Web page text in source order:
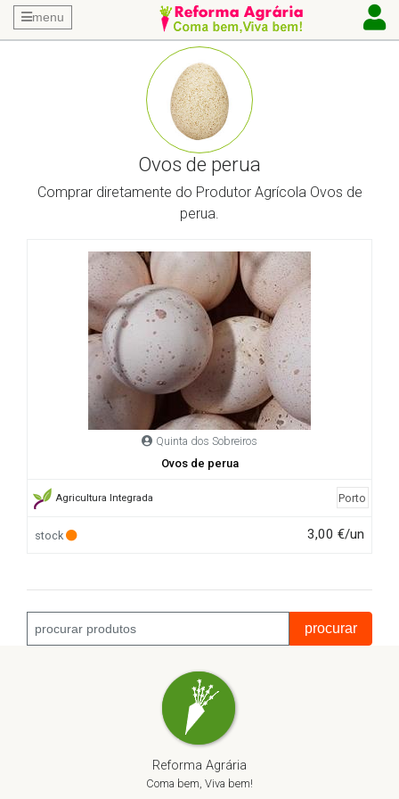
menu
Ovos de perua
Comprar diretamente do Produtor Agrícola Ovos de
perua.
Quinta dos Sobreiros
Ovos de perua
Agricultura Integrada Porto
stock 3,00 €/un
procurar
Reforma Agrária
Coma bem, Viva bem!